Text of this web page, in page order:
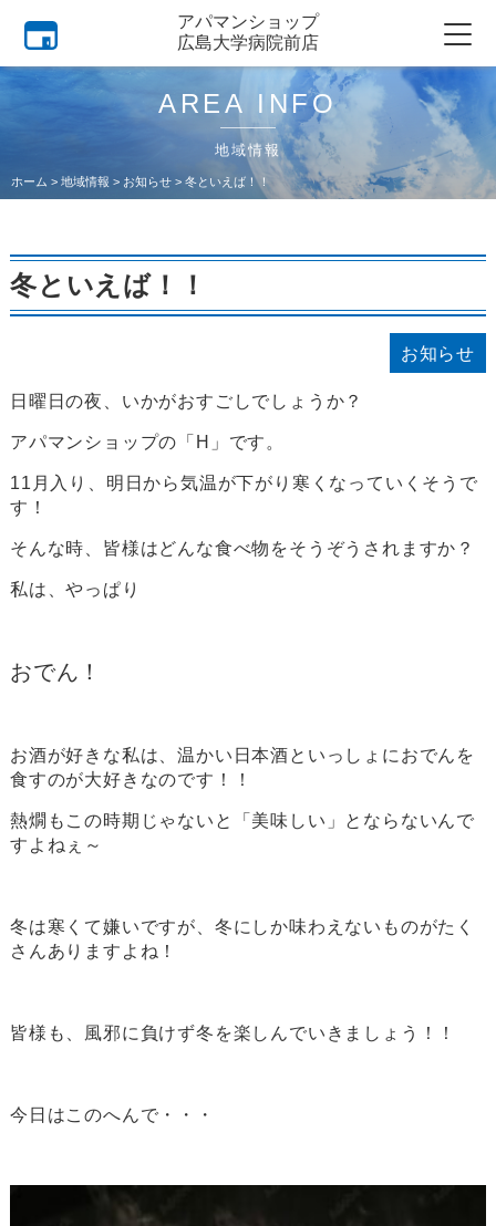
アパマンショップ
広島大学病院前店
AREA INFO
地域情報
ホーム > 地域情報 > お知らせ > 冬といえば！！
冬といえば！！
お知らせ
日曜日の夜、いかがおすごしでしょうか？
アパマンショップの「H」です。
11月入り、明日から気温が下がり寒くなっていくそうで
す！
そんな時、皆様はどんな食べ物をそうぞうされますか？
私は、やっぱり
おでん！
お酒が好きな私は、温かい日本酒といっしょにおでんを
食すのが大好きなのです！！
熱燗もこの時期じゃないと「美味しい」とならないんで
すよねぇ～
冬は寒くて嫌いですが、冬にしか味わえないものがたく
さんありますよね！
皆様も、風邪に負けず冬を楽しんでいきましょう！！
今日はこのへんで・・・